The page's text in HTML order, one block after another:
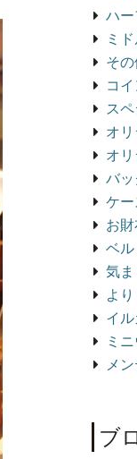
ハー
ミ
そ
コ
ス
オ
オ
バ
ケ
お
ベル
気
よ
イ
ミ
メ
ブ